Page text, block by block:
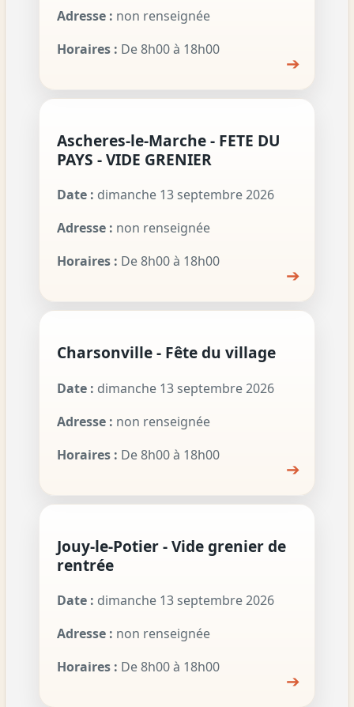
Adresse : non renseignée
Horaires : De 8h00 à 18h00
➔
Ascheres-le-Marche - FETE DU
PAYS - VIDE GRENIER
Date : dimanche 13 septembre 2026
Adresse : non renseignée
Horaires : De 8h00 à 18h00
➔
Charsonville - Fête du village
Date : dimanche 13 septembre 2026
Adresse : non renseignée
Horaires : De 8h00 à 18h00
➔
Jouy-le-Potier - Vide grenier de
rentrée
Date : dimanche 13 septembre 2026
Adresse : non renseignée
Horaires : De 8h00 à 18h00
➔